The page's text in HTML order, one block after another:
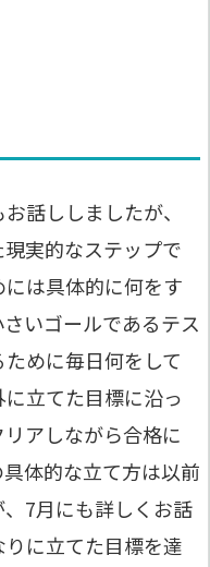
話ししましたが、
実的なステップで
は具体的に何をす
いゴールであるテス
めに毎日何をして
立てた目標に沿っ
アしながら合格に
体的な立て方は以前
7月にも詳しくお話
に立てた目標を達